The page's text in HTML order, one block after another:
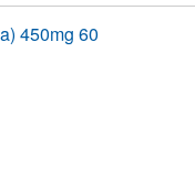
450mg 60